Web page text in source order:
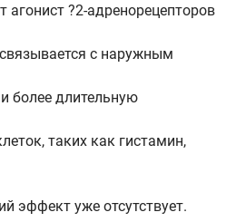
?2-адренорецепторов
с наружным
более длительную
таких как гистамин,
эффект уже отсутствует.